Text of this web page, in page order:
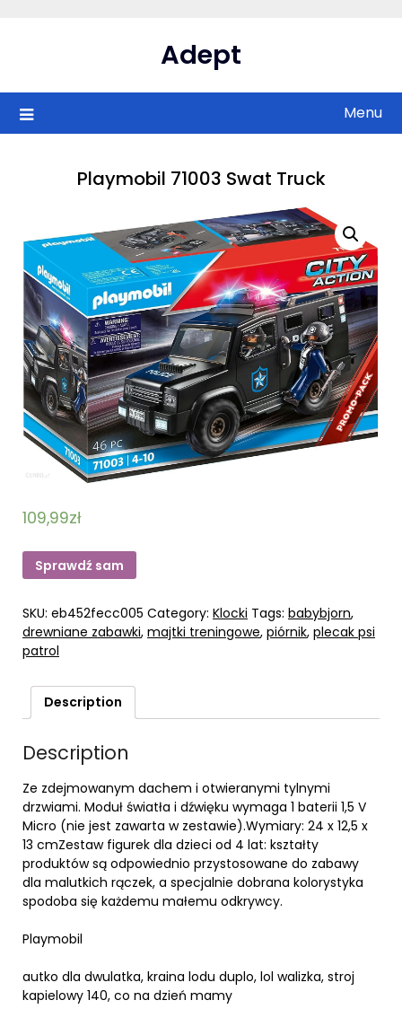
Adept
Menu
Playmobil 71003 Swat Truck
109,99zł
Sprawdź sam
SKU: eb452fecc005 Category: Klocki Tags: babybjorn,
drewniane zabawki, majtki treningowe, piórnik, plecak psi
patrol
Description
Description
Ze zdejmowanym dachem i otwieranymi tylnymi
drzwiami. Moduł światła i dźwięku wymaga 1 baterii 1,5 V
Micro (nie jest zawarta w zestawie).Wymiary: 24 x 12,5 x
13 cmZestaw figurek dla dzieci od 4 lat: kształty
produktów są odpowiednio przystosowane do zabawy
dla malutkich rączek, a specjalnie dobrana kolorystyka
spodoba się każdemu małemu odkrywcy.
Playmobil
autko dla dwulatka, kraina lodu duplo, lol walizka, stroj
kapielowy 140, co na dzień mamy